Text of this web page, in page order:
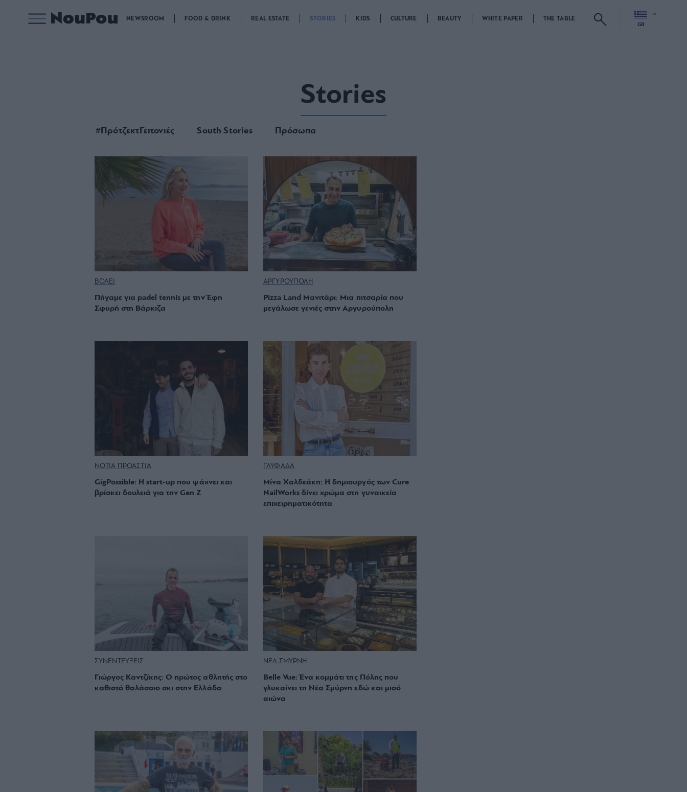
NEWSROOM FOOD & DRINK REAL ESTATE STORIES KIDS CULTURE BEAUTY WHITE PAPER THE TABLE
GR
Stories
#ΠρότζεκτΓειτονιές South Stories Πρόσωπα
ΒΟΛΕΙ
Πήγαμε για padel tennis με την Έφη
Σφυρή στη Βάρκιζα
ΑΡΓΥΡΟΥΠΟΛΗ
Pizza Land Μανιτάρι: Mια πιτσαρία που
μεγάλωσε γενιές στην Αργυρούπολη
ΝΟΤΙΑ ΠΡΟΑΣΤΙΑ
GigPossible: Η start-up που ψάχνει και
βρίσκει δουλειά για την Gen Z
ΓΛΥΦΑΔΑ
Μίνα Χαλδεάκη: Η δημιουργός των Cure
NailWorks δίνει χρώμα στη γυναικεία
επιχειρηματικότητα
ΣΥΝΕΝΤΕΥΞΕΙΣ
Γιώργος Καντζίκης: Ο πρώτος αθλητής στο
καθιστό θαλάσσιο σκι στην Ελλάδα
ΝΕΑ ΣΜΥΡΝΗ
Belle Vue: Ένα κομμάτι της Πόλης που
γλυκαίνει τη Νέα Σμύρνη εδώ και μισό
αιώνα